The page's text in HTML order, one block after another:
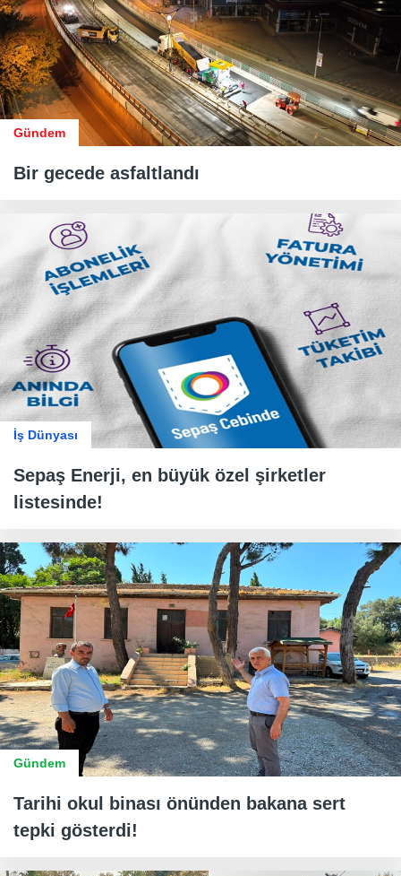
Gündem
Bir gecede asfaltlandı
İş Dünyası
Sepaş Enerji, en büyük özel şirketler
listesinde!
Gündem
Tarihi okul binası önünden bakana sert
tepki gösterdi!